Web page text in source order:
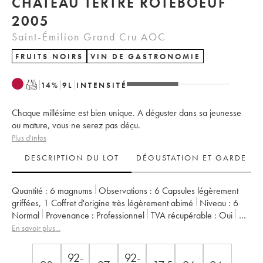
2005
Saint-Émilion Grand Cru AOC
FRUITS NOIRS VIN DE GASTRONOMIE
T 14% 9 L INTENSITÉ
Chaque millésime est bien unique. A déguster dans sa jeunesse
ou mature, vous ne serez pas déçu.
Plus d'infos
DESCRIPTION DU LOT
DÉGUSTATION ET GARDE
Quantité : 6 magnums Observations : 6 Capsules légèrement
griffées, 1 Coffret d'origine très légèrement abimé Niveau : 6
Normal
Provenance : professionnel TVA récupérable :
oui
Région :
Bordeaux
En savoir plus...
92-
92-